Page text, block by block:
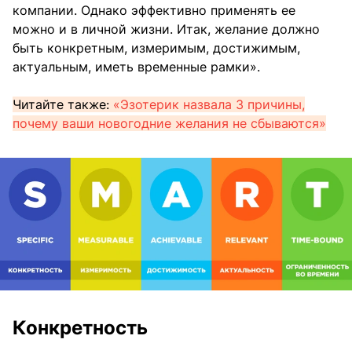
компании. Однако эффективно применять ее
можно и в личной жизни. Итак, желание должно
быть конкретным, измеримым, достижимым,
актуальным, иметь временные рамки».
Читайте также: «Эзотерик назвала 3 причины,
почему ваши новогодние желания не сбываются»
Конкретность